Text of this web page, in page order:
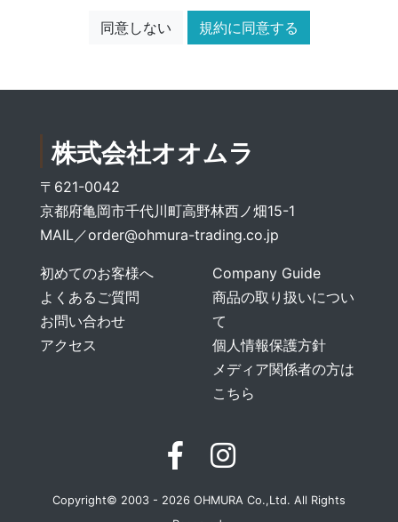
同意しない 規約に同意する
株式会社オオムラ
〒621-0042
京都府亀岡市千代川町高野林西ノ畑15-1
MAIL／order@ohmura-trading.co.jp
初めてのお客様へ
よくあるご質問
お問い合わせ
アクセス
Company Guide
商品の取り扱いについ
て
個人情報保護方針
メディア関係者の方は
こちら
Copyright© 2003 - 2026 OHMURA Co.,Ltd. All Rights